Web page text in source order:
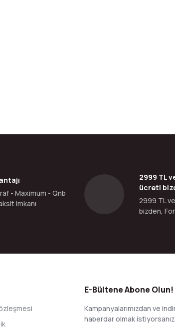
- Maximum - Qnb
imkanı
2999 TL
ücreti
2999 TL
bizden,
E-Bültene Abone Olun!
Kampanyalarımızdan ve
haberdar olmak